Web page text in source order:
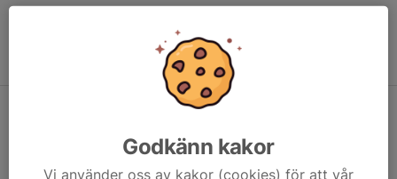
Godkänn kakor
Vi använder oss av kakor (cookies) för att vår